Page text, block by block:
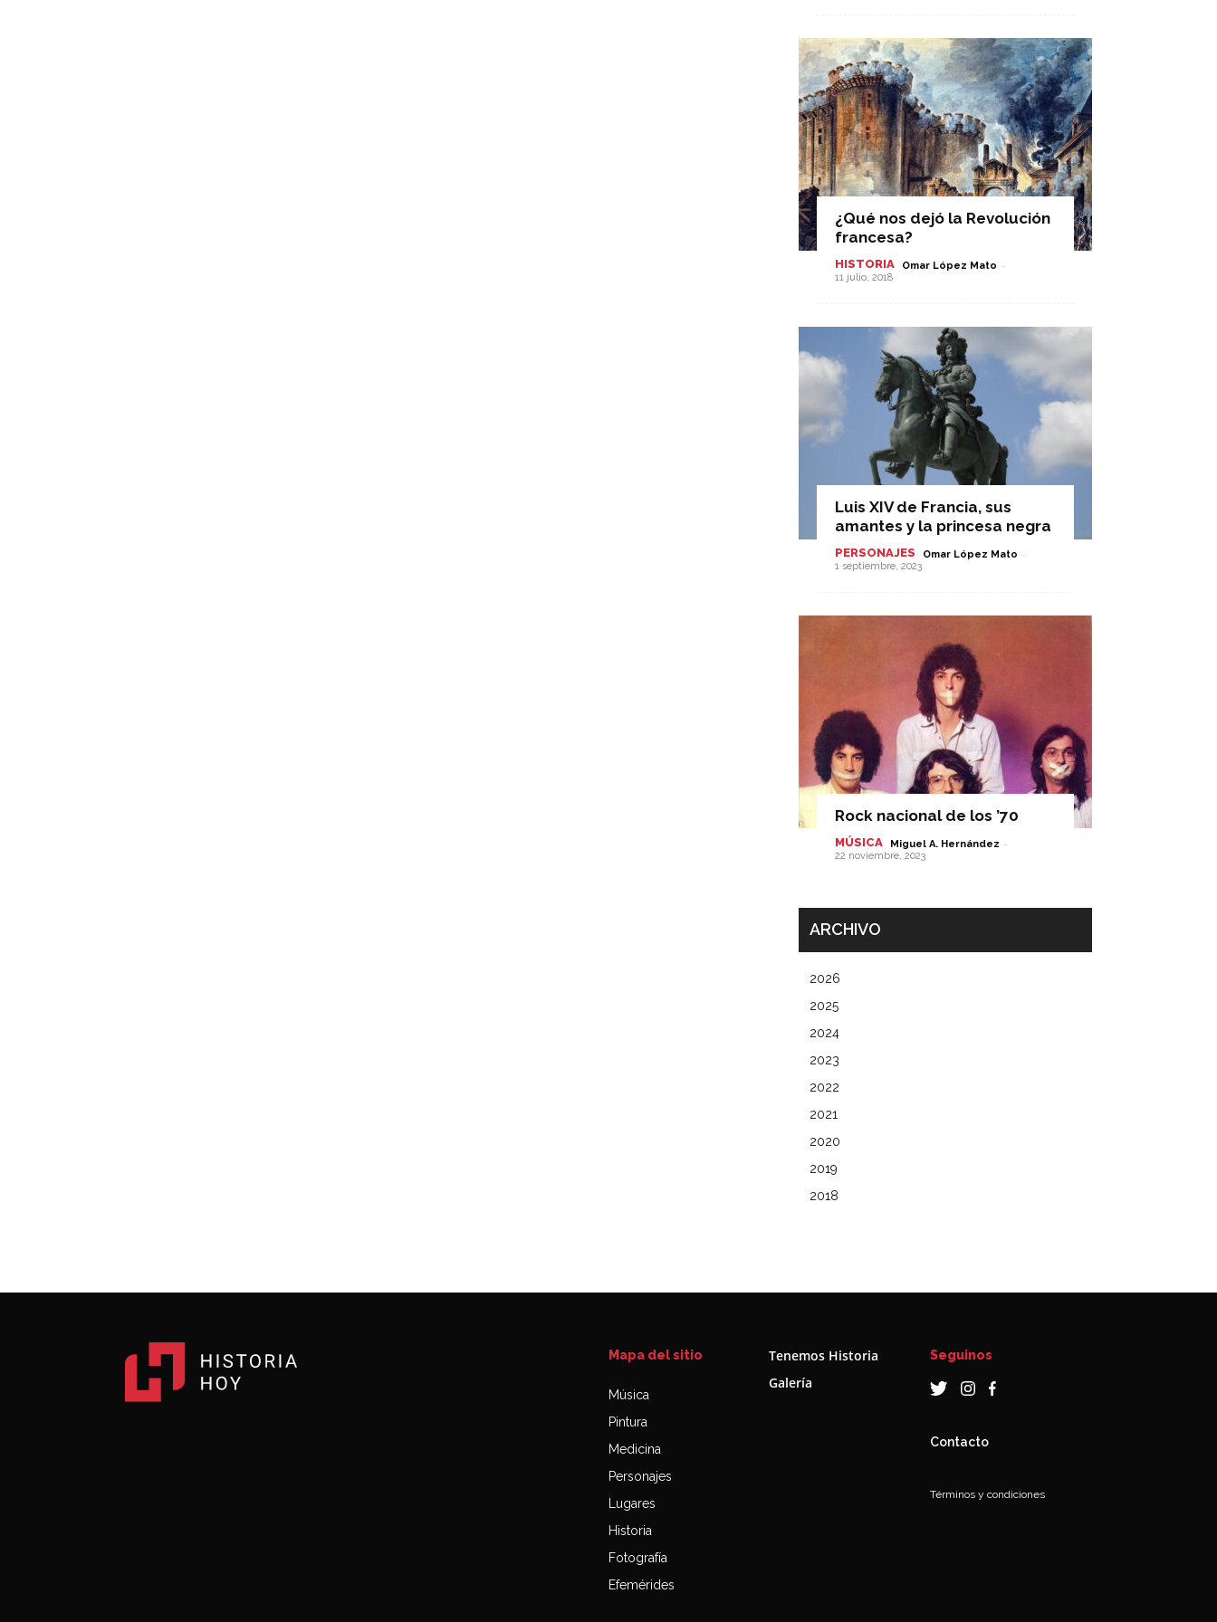
¿Qué nos dejó la Revolución
francesa?
HISTORIA Omar López Mato -
11 julio, 2018
Luis XIV de Francia, sus
amantes y la princesa negra
PERSONAJES Omar López Mato -
1 septiembre, 2023
Rock nacional de los ’70
MÚSICA Miguel A. Hernández -
22 noviembre, 2023
ARCHIVO
2026
2025
2024
2023
2022
2021
2020
2019
2018
Mapa del sitio
Música
Pintura
Medicina
Personajes
Lugares
Historia
Fotografía
Efemérides
Tenemos Historia
Galería
Seguinos
Contacto
Términos y condiciones